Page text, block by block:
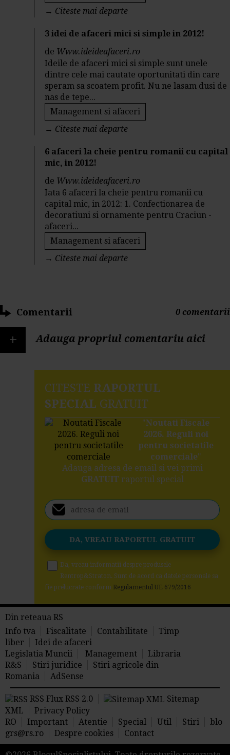
→ Citeste mai departe
3 idei de afaceri mici si simple in 2012!
de Www.ideideafaceri.ro
Ideile de afaceri mici si simple sunt unele
dintre cele mai cautate oportunitati din care
speram sa scoatem profit. Nu ne lasam dusi de
nas de tepe...
Management si afaceri
→ Citeste mai departe
6 afaceri la cheie pentru romanii cu capital
mic, in 2012!
de Www.ideideafaceri.ro
Iata 6 afaceri la cheie pentru romanii cu
capital mic, in 2012: 1. Confectionarea de
decoratiuni si ornamente pentru Craciun -
afaceri...
Management si afaceri
→ Citeste mai departe
Comentarii 0 comentarii
+ Adauga propriul comentariu aici
CITESTE RAPORTUL
SPECIAL GRATUIT
"Noutati Fiscale
2026. Reguli noi
pentru societatile
comerciale"
Adauga adresa de email si vei primi
GRATUITraportul special
Da, vreau informatii despre produsele
Rentrop&Straton. Sunt de acord ca datele personale sa
fie prelucrate conform Regulamentul UE 679/2016
Din reteaua RS
Info tva
Fiscalitate Contabilitate
Timp
liber
Idei de afaceri
Legislatia Muncii
Management
Libraria
R&S
Stiri juridice
Stiri agricole din
Romania
AdSense
RSS Flux RSS 2.0
Sitemap
XML
Privacy Policy
RO
Important Atentie Special Util Stiri
blo
grs@rs.ro
Despre cookies Contact